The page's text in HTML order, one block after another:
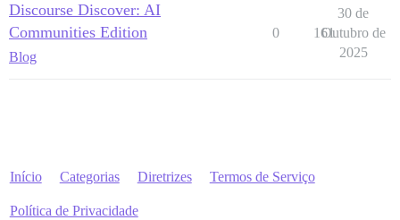
Discourse Discover: AI
Communities Edition
Blog
0 161
30 de
Outubro de
2025
Início Categorias Diretrizes Termos de Serviço
Política de Privacidade